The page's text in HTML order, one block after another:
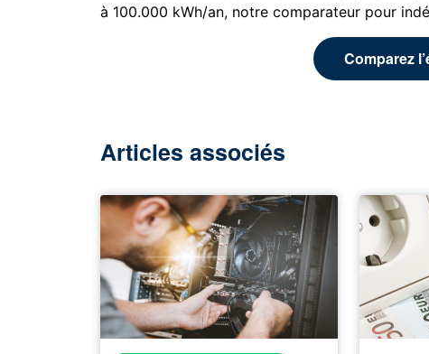
à 100.000 kWh/an, notre comparateur pour
Comparez
Articles associés